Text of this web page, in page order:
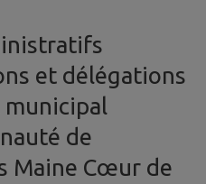
et délégations
municipal
de
Maine Cœur de